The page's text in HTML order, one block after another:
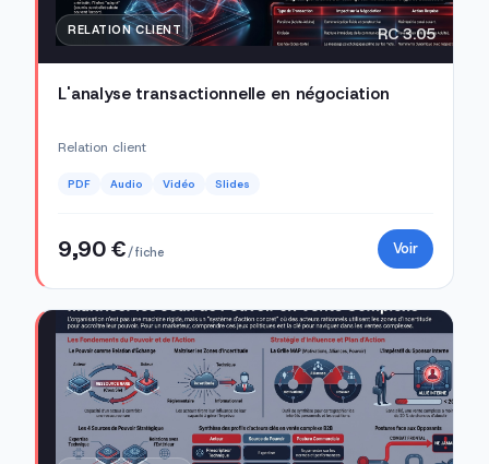
RELATION CLIENT RC 3.05
L'analyse transactionnelle en négociation
Relation client
PDF Audio Vidéo Slides
9,90 €/ fiche Voir